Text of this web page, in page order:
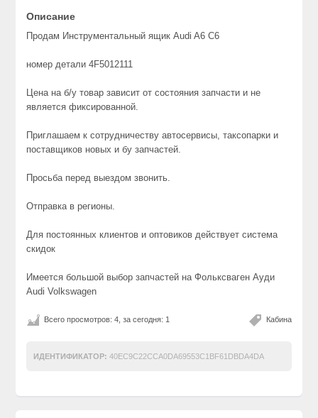
Описание
Продам Инструментальный ящик Audi A6 C6
номер детали 4F5012111
Цена на б/у товар зависит от состояния запчасти и не
является фиксированной.
Приглашаем к сотрудничеству автосервисы, таксопарки и
поставщиков новых и бу запчастей.
Просьба перед выездом звонить.
Отправка в регионы.
Для постоянных клиентов и оптовиков действует система
скидок
Имеется большой выбор запчастей на Фольксваген Ауди
Audi Volkswagen
Кабина
Всего просмотров: 4, за сегодня: 1
ИДЕНТИФИКАТОР: 40EC9C22CCA0DA69553C1BF61DBDA4DA